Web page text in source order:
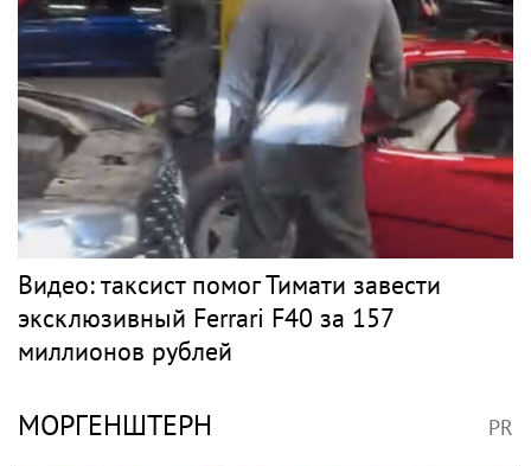
Видео: таксист помог Тимати завести
эксклюзивный Ferrari F40 за 157
миллионов рублей
МОРГЕНШТЕРН PR